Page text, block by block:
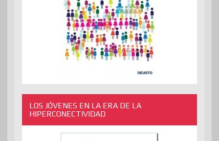
LOS JÓVENES EN LA ERA DE LA
HIPERCONECTIVIDAD